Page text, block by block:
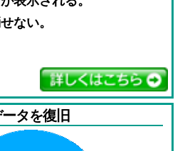
ない。
タを復旧